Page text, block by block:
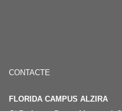
CONTACTE
FLORIDA CAMPUS ALZIRA